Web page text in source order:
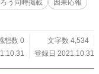
う同時掲載
因果応報
想数 0
文字数 4,534
登録日 2021.10.31